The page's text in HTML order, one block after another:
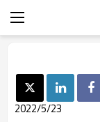
2022/5/23